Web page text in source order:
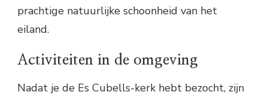
prachtige natuurlijke schoonheid van het
eiland.
Activiteiten in de omgeving
Nadat je de Es Cubells-kerk hebt bezocht, zijn